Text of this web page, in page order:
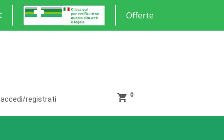
Offerte
accedi/registrati
0